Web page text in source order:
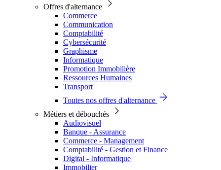
Offres d'alternance
Commerce
Communication
Comptabilité
Cybersécurité
Graphisme
Informatique
Promotion Immobilière
Ressources Humaines
Transport
Toutes nos offres d'alternance
Métiers et débouchés
Audiovisuel
Banque - Assurance
Commerce - Management
Comptabilité - Gestion et Finance
Digital - Informatique
Immobilier